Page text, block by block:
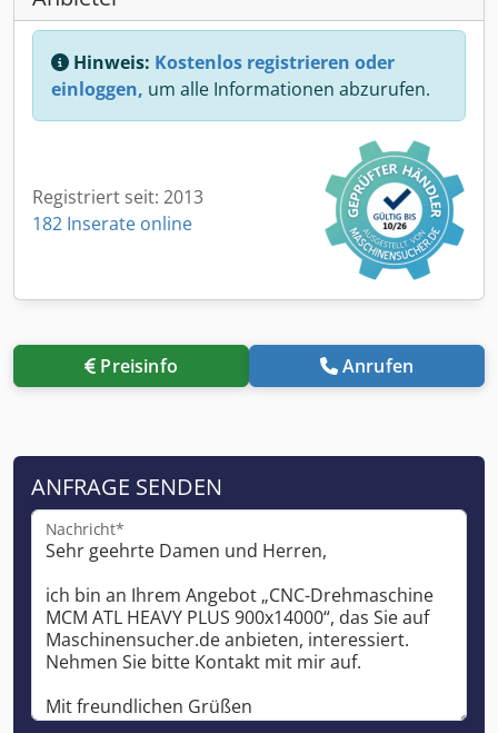
Hinweis: Kostenlos registrieren oder
einloggen, um alle Informationen abzurufen.
Registriert seit: 2013
182 Inserate online
Preisinfo Anrufen
ANFRAGE SENDEN
Nachricht*